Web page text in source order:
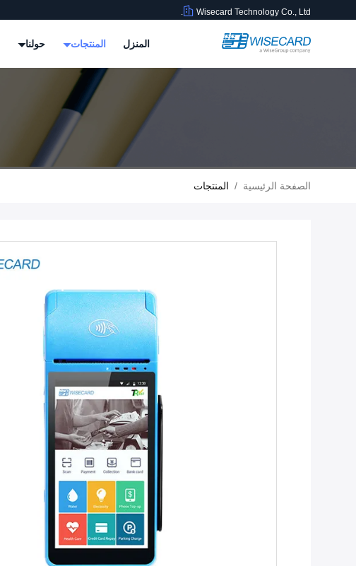
Wisecard Technology Co., Ltd.
المنزل المنتجات حولنا
الصفحة الرئيسية / المنتجات